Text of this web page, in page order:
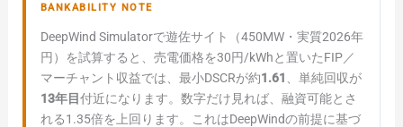
BANKABILITY NOTE
DeepWind Simulatorで遊佐サイト（450MW・実質2026年
円）を試算すると、売電価格を30円/kWhと置いたFIP／
マーチャント収益では、最小DSCRが約1.61
、単純回収が
13年目 付近になります。数字だけ見れば、融資可能とさ
れる1.35倍を上回ります。これはDeepWindの前提に基づ